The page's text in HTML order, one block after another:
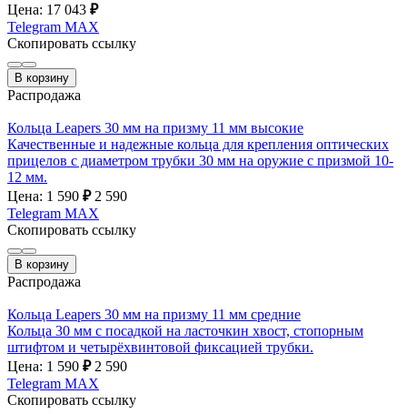
Цена: 17 043 ₽
Telegram MAX
Скопировать ссылку
В корзину
Распродажа
Кольца Leapers 30 мм на призму 11 мм высокие
Качественные и надежные кольца для крепления оптических
прицелов с диаметром трубки 30 мм на оружие с призмой 10-
12 мм.
Цена: 1 590 ₽ 2 590
Telegram MAX
Скопировать ссылку
В корзину
Распродажа
Кольца Leapers 30 мм на призму 11 мм средние
Кольца 30 мм с посадкой на ласточкин хвост, стопорным
штифтом и четырёхвинтовой фиксацией трубки.
Цена: 1 590 ₽ 2 590
Telegram MAX
Скопировать ссылку